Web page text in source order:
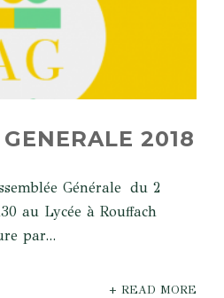
2018
Générale du 2
au Lycée à Rouffach
par...
+ READ MORE